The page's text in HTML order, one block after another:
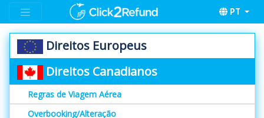
PT
Direitos Europeus
Direitos Canadianos
Regras de Viagem Aérea
Overbooking/Alteração